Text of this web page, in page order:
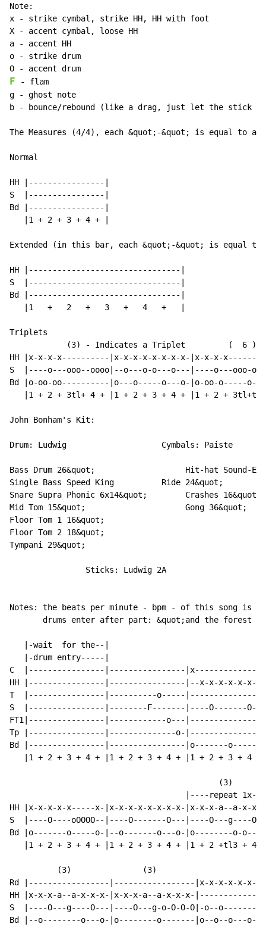
Note:
x - strike cymbal, strike HH, HH with foot
X - accent cymbal, loose HH
a - accent HH
o - strike drum
F - flam
g - ghost note
b - bounce/rebound (like a drag, just let the stick
The Measures (4/4), each &quot;-&quot; is equal to a
Normal
HH |----------------|
S  |----------------|
Bd |----------------|
   |1 + 2 + 3 + 4 + |
Extended (in this bar, each &quot;-&quot; is equal to
HH |--------------------------------|
S  |--------------------------------|
Bd |--------------------------------|
   |1   +   2   +   3   +   4   +   |
Triplets
(3) - Indicates a Triplet         (  6 )
HH |x-x-x-x----------|x-x-x-x-x-x-x-x-|x-x-x-x-------
S  |----o---ooo--oooo|--o---o-o---o---|----o---ooo-
Bd |o-oo-oo----------|o---o-----o---o-|o-oo-o-----o--
|1 + 2 + 3tl+ 4 + |1 + 2 + 3 + 4 + |1 + 2 +
John Bonham's Kit:
Drum: Ludwig                    Cymbals: Paiste
Bass Drum 26&quot;                   Hit-hat Sound-
Single Bass Speed King          Ride 24&quot;
Snare Supra Phonic 6x14&quot;        Crashes
Mid Tom 15&quot;                     Gong 36&quot;
Floor Tom 1 16&quot;
Floor Tom 2 18&quot;
Tympani 29&quot;
                Sticks: Ludwig 2A
Notes: the beats per minute - bpm - of this song is
drums enter after part: &quot;and the forest
   |-wait  for the--|
|-drum entry-----|
C  |----------------|----------------
HH |----------------|----------------|--x-x-x-x-x-x-
T  |----------------|----------o-----
S  |----------------|--------F-------|----O-------O---
FT1|----------------|------------o---
Tp |----------------|--------------o-
Bd |----------------|----------------|o-------
|1 + 2 + 3 + 4 + |1 + 2 + 3 + 4 + |1 + 2 + 3 + 4
                                            (3)
|----repeat
HH |x-x-x-x-x-----x-|x-x-x-x-x-x-x-x-|x-x-x-a--a-x-
S  |----O----oOOOO--|----O-------O---|----O---g----
Bd |o-------o-----o-|--o-------o---o-|o--------o-
|1 + 2 + 3 + 4 + |1 + 2 + 3 + 4 + |1 + 2 +tl3 + 4
          (3)               (3)
Rd |-----------------|-----------------|x-x-x-x-x-x-x-
HH |x-x-x-a--a-x-x-x-|x-x-x-a--a-x-x-x-
S  |----O---g----O---|----O---g-o-O-O-O|-o--o-------
Bd |--o--------o---o-|o--------o-------|o--o--o---